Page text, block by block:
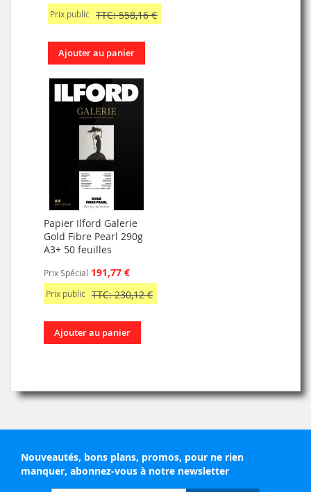
Prix public TTC: 558,16 €
Ajouter au panier
Papier Ilford Galerie
Gold Fibre Pearl 290g
A3+ 50 feuilles
Prix Spécial 191,77 €
Prix public TTC: 230,12 €
Ajouter au panier
Nouveautés, bons plans, promos, pour ne rien
manquer, abonnez-vous à notre newsletter